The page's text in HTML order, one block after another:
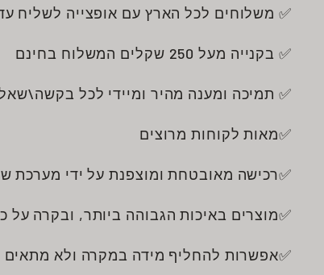
✅ משלוחים לכל הארץ עם אופצייה לשליח
✅ בקנייה מעל 250 שקלים המשלוח בחינם
✅ תמיכה ומענה מהיר ומיידי לכל
✅מאות לקוחות מרוצים
✅רכישה מאובטחת ומוצפנת על ידי מערכת
✅מוצרים באיכות הגבוהה ביותר, ובקרה
✅אפשרות להחליף מידה במקרה ולא מתאים